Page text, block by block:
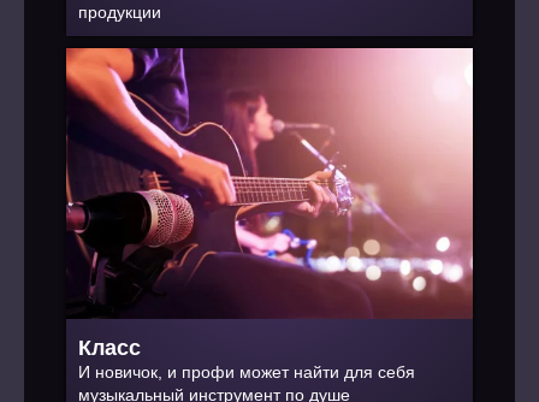
продукции
Класс
И новичок, и профи может найти для себя
музыкальный инструмент по душе